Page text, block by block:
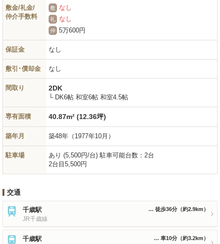
敷金/礼金/
仲介手数料
敷 なし
礼 なし
仲 5万600円
保証金 なし
敷引･償却金 なし
間取り 2DK
└ DK6帖 和室6帖 和室4.5帖
専有面積 40.87m² (12.36坪)
築年月 築48年 （1977年10月）
駐車場
あり (5,500円/台) 駐車可能台数：2台
2台目5,500円
交通
千歳駅
JR千歳線
徒歩36分 （約2.9km）
千歳駅 車10分 （約3.2km）